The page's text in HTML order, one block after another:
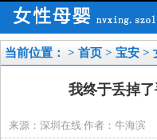
当前位置： > 首页 > 宝安 >
我终于丢掉
来源：深圳在线 作者：牛海滨